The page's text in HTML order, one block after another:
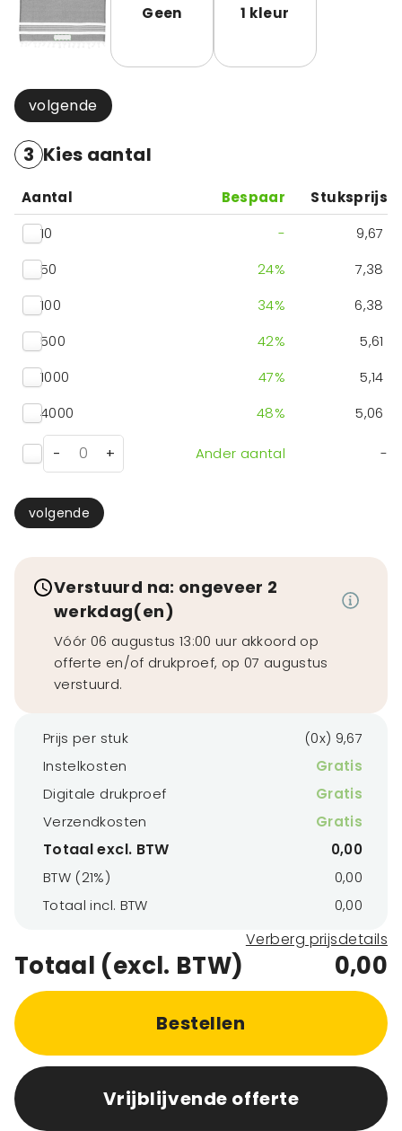
Geen 1 kleur
volgende
3 Kies aantal
Aantal Bespaar
Stuksprijs
10
-
9,67
50
24%
7,38
100
34%
6,38
500
42%
5,61
1000
47%
5,14
4000
48% 5,06
- + Ander aantal -
volgende
Verstuurd na: ongeveer 2
werkdag(en)
Vóór 06 augustus 13:00 uur akkoord op
offerte en/of drukproef, op 07 augustus
verstuurd.
Prijs per stuk
(0x) 9,67
Instelkosten
Gratis
Digitale drukproef
Gratis
Verzendkosten
Gratis
Totaal excl. BTW
0,00
BTW (21%)
0,00
Totaal incl. BTW
0,00
Verberg prijsdetails
Totaal (excl. BTW) 0,00
Bestellen
Vrijblijvende offerte